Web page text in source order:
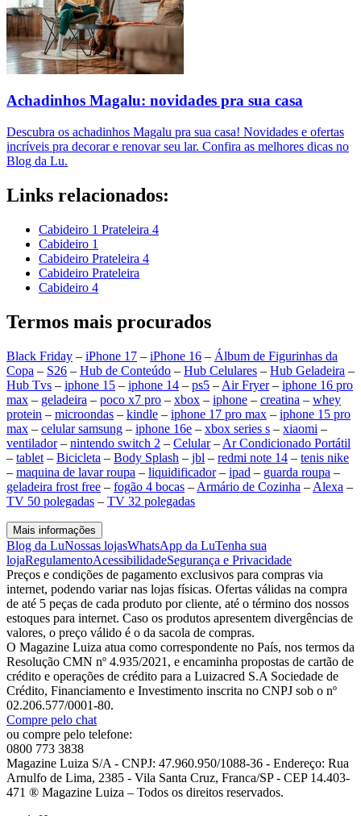
Achadinhos Magalu: novidades pra sua casa
Descubra os achadinhos Magalu pra sua casa! Novidades e ofertas
incríveis pra decorar e renovar seu lar. Confira as melhores dicas no
Blog da Lu.
Links relacionados:
Cabideiro 1 Prateleira 4
Cabideiro 1
Cabideiro Prateleira 4
Cabideiro Prateleira
Cabideiro 4
Termos mais procurados
Black Friday – iPhone 17 – iPhone 16 – Álbum de Figurinhas da
Copa – S26 – Hub de Conteúdo – Hub Celulares – Hub Geladeira –
Hub Tvs – iphone 15 – iphone 14 – ps5 – Air Fryer– iphone 16 pro
max – geladeira – poco x7 pro – xbox – iphone – creatina – whey
protein – microondas – kindle – iphone 17 pro max – iphone 15 pro
max – celular samsung – iphone 16e – xbox series s – xiaomi –
ventilador– nintendo switch 2 – Celular– Ar Condicionado Portátil
– tablet – Bicicleta – Body Splash – jbl – redmi note 14 – tenis nike
– maquina de lavar roupa – liquidificador– ipad – guarda roupa –
geladeira frost free – fogão 4 bocas – Armário de Cozinha – Alexa –
TV 50 polegadas – TV 32 polegadas
Mais informações
Blog da LuNossas lojasWhatsApp da LuTenha sua
lojaRegulamentoAcessibilidadeSegurança e Privacidade
Preços e condições de pagamento exclusivos para compras via
internet, podendo variar nas lojas físicas. Ofertas válidas na compra
de até 5 peças de cada produto por cliente, até o término dos nossos
estoques para internet. Caso os produtos apresentem divergências de
valores, o preço válido é o da sacola de compras.
O Magazine Luiza atua como correspondente no País, nos termos da
Resolução CMN nº 4.935/2021, e encaminha propostas de cartão de
crédito e operações de crédito para a Luizacred S.A Sociedade de
Crédito, Financiamento e Investimento inscrita no CNPJ sob o nº
02.206.577/0001-80.
Compre pelo chat
ou compre pelo telefone:
0800 773 3838
Magazine Luiza S/A - CNPJ: 47.960.950/1088-36 - Endereço: Rua
Arnulfo de Lima, 2385 - Vila Santa Cruz, Franca/SP - CEP 14.403-
471 ® Magazine Luiza – Todos os direitos reservados.